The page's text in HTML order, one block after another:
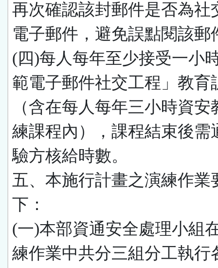
再次確認該封郵件是否為社
電子郵件，避免誤點閱該郵
(四)每人每年至少接受一小
範電子郵件社交工程」教育
（含在每人每年三小時資安
練課程內），課程結束後需
驗方核給時數。
五、本施行計畫之演練作業
下：
(一)本部資通安全處理小組
練作業中共分三組分工執行